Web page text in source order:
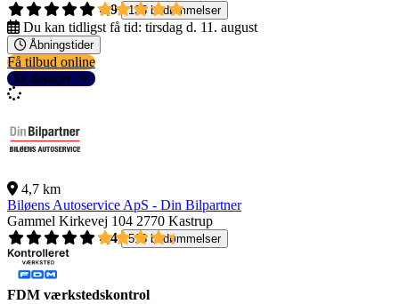
4,9
135 bedømmelser
Du kan tidligst få tid: tirsdag d. 11. august
Åbningstider
Få tilbud online
Se detaljer
4,7 km
Biløens Autoservice ApS - Din Bilpartner
Gammel Kirkevej 104 2770 Kastrup
4,4
518 bedømmelser
FDM værkstedskontrol